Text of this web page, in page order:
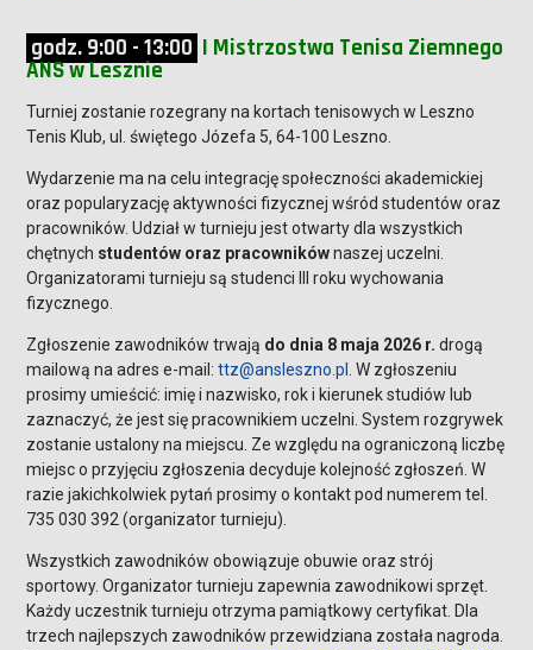
godz. 9:00 - 13:00 I Mistrzostwa Tenisa Ziemnego
ANS w Lesznie
Turniej zostanie rozegrany na kortach tenisowych w Leszno
Tenis Klub, ul. świętego Józefa 5, 64-100 Leszno.
Wydarzenie ma na celu integrację społeczności akademickiej
oraz popularyzację aktywności fizycznej wśród studentów oraz
pracowników. Udział w turnieju jest otwarty dla wszystkich
chętnych studentów oraz pracownikównaszej uczelni.
Organizatorami turnieju są studenci III roku wychowania
fizycznego.
Zgłoszenie zawodników trwają do dnia 8 maja 2026 r. drogą
mailową na adres e-mail:ttz@ansleszno.pl . W zgłoszeniu
prosimy umieścić: imię i nazwisko, rok i kierunek studiów lub
zaznaczyć, że jest się pracownikiem uczelni. System rozgrywek
zostanie ustalony na miejscu. Ze względu na ograniczoną liczbę
miejsc o przyjęciu zgłoszenia decyduje kolejność zgłoszeń. W
razie jakichkolwiek pytań prosimy o kontakt pod numerem tel.
735 030 392 (organizator turnieju).
Wszystkich zawodników obowiązuje obuwie oraz strój
sportowy. Organizator turnieju zapewnia zawodnikowi sprzęt.
Każdy uczestnik turnieju otrzyma pamiątkowy certyfikat. Dla
trzech najlepszych zawodników przewidziana została nagroda.